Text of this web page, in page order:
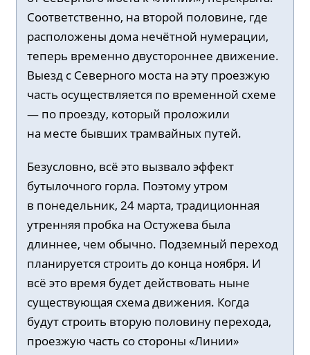
Соответственно, на второй половине, где
расположены дома нечётной нумерации,
теперь временно двустороннее движение.
Выезд с Северного моста на эту проезжую
часть осуществляется по временной схеме
— по проезду, который проложили
на месте бывших трамвайных путей.
Безусловно, всё это вызвало эффект
бутылочного горла. Поэтому утром
в понедельник, 24 марта, традиционная
утренняя пробка на Остужева была
длиннее, чем обычно. Подземный переход
планируется строить до конца ноября. И
всё это время будет действовать ныне
существующая схема движения. Когда
будут строить вторую половину перехода,
проезжую часть со стороны «Линии»